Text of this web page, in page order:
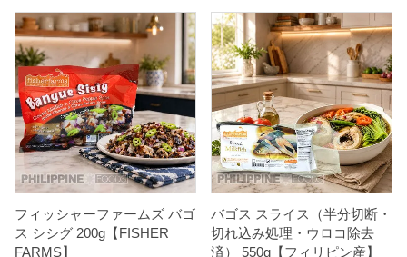
1
0
g
【
F
I
S
H
E
R
F
A
R
S
】
E
R
F
A
R
M
S
】
個
ム
ズ
フ
ィ
ッ
シ
ュ
フ
ラ
ン
ク
フ
ル
5
ァ
ー
ム
ズ
バ
ゴ
ス
フ
ィ
レ
（
半
身
）
ガ
ー
リ
フィッシャーファームズ バゴ
ス シシグ 200g【FISHER
FARMS】
バゴス スライス（半分切断・
切れ込み処理・ウロコ除去
済） 550g【フィリピン産】